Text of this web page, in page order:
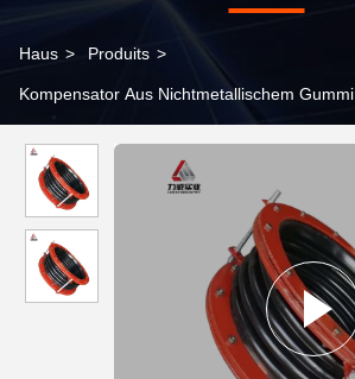
Haus > Produits >
Kompensator Aus Nichtmetallischem Gummi
Gummi